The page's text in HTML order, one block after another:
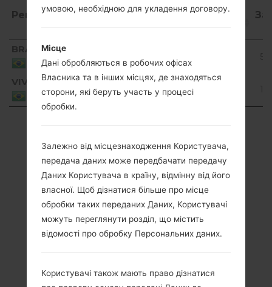
Регіон
Назва
ОС Розмір Дата
Регіон
Назва
файлу
BRA
Brazil
V10B_01.kdz
MiB
VIV
Brazil
V10A_02.kdz
Unknown
154.98
MiB
Previous 1 Next
умовою, необхідною для укладення договору.
Місце
Дані обробляються в робочих офісах
Власника та в інших місцях, де знаходяться
сторони, які беруть участь у процесі
обробки.
Залежно від місцезнаходження Користувача,
передача даних може передбачати передачу
Даних Користувача в країну, відмінну від його
власної. Щоб дізнатися більше про місце
обробки таких переданих Даних, Користувачі
можуть переглянути розділ, що містить
відомості про обробку Персональних даних.
Користувачі також мають право дізнатися